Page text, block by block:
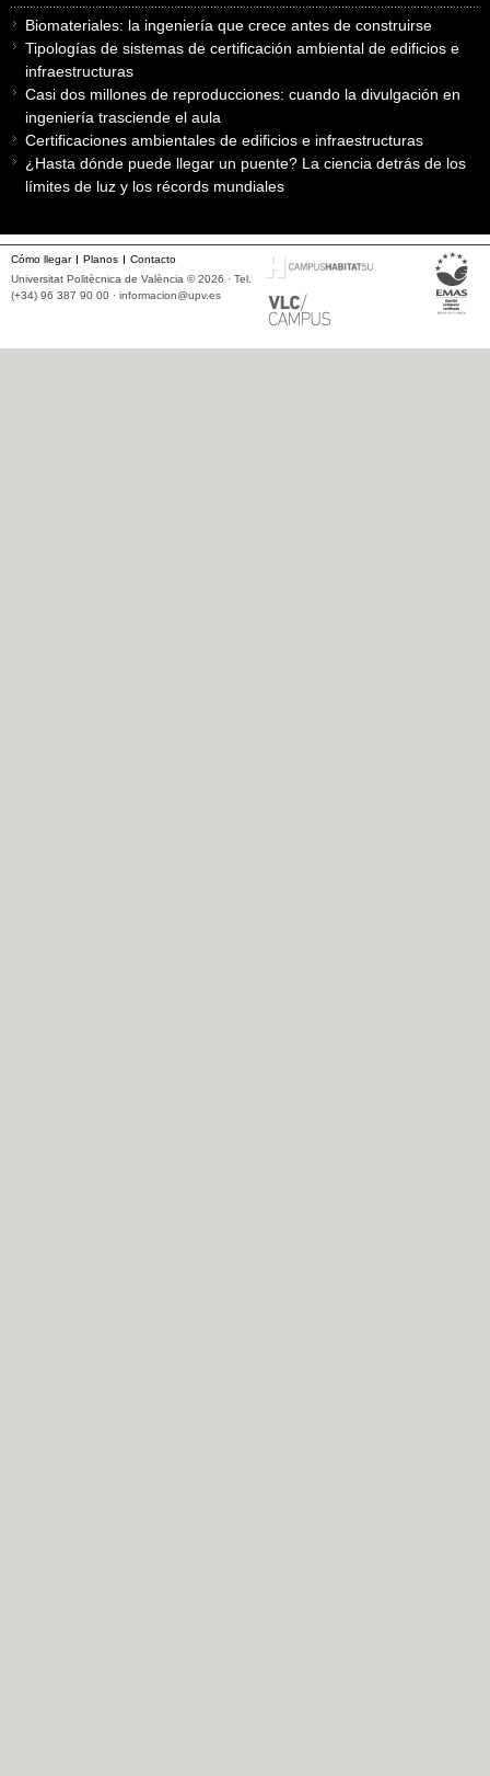
Biomateriales: la ingeniería que crece antes de construirse
Tipologías de sistemas de certificación ambiental de edificios e
infraestructuras
Casi dos millones de reproducciones: cuando la divulgación en
ingeniería trasciende el aula
Certificaciones ambientales de edificios e infraestructuras
¿Hasta dónde puede llegar un puente? La ciencia detrás de los
límites de luz y los récords mundiales
Cómo llegar Planos
Contacto
Universitat Politècnica de València © 2026 · Tel.
(+34) 96 387 90 00 · informacion@upv.es